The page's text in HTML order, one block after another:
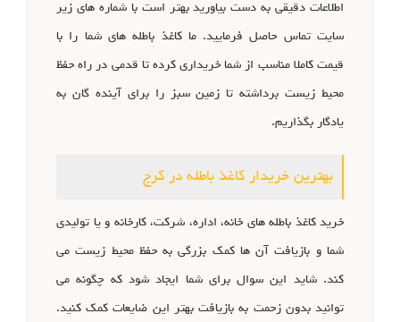
اطلاعات دقیقی به دست بیاورید بهتر است با شماره های زیر
سایت تماس حاصل فرمایید. ما کاغذ باطله های شما را با
قیمت کاملا مناسب از شما خریداری کرده تا قدمی در راه حفظ
محیط زیست برداشته تا زمین سبز را برای آینده گان به
یادگار بگذاریم.
بهترین خریدار کاغذ باطله در کرج
خرید کاغذ باطله های خانه، اداره، شرکت، کارخانه و یا تولیدی
شما و بازیافت آن ها کمک بزرگی به حفظ محیط زیست می
کند. شاید این سوال برای شما ایجاد شود که چگونه می
توانید بدون زحمت به بازیافت بهتر این ضایعات کمک کنید.